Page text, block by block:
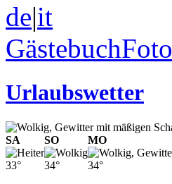
de|it
GästebuchFoto
Urlaubswetter
SA
33°
SO
34°
MO
34°